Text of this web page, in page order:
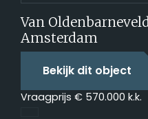
Van
Amsterdam
Bekijk dit object
Vraagprijs € 570.000 k.k.